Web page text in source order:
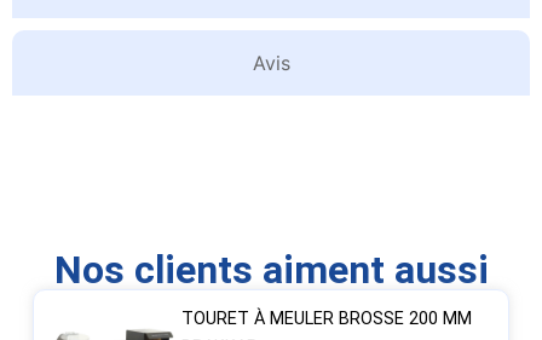
Avis
Nos clients aiment aussi
TOURET À MEULER BROSSE 200 MM